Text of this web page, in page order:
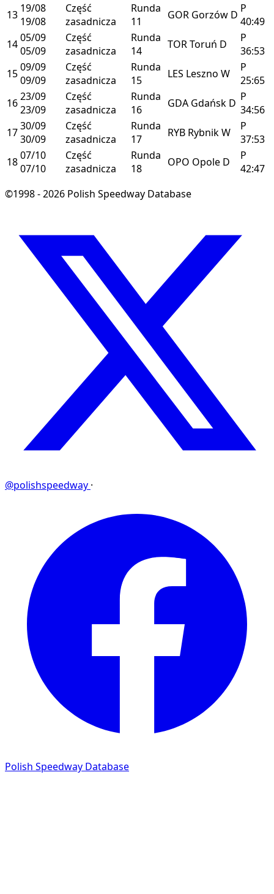
13 19/08
19/08
Część
zasadnicza
Runda
11
GOR Gorzów D P
40:49
1405/09
05/09
Część
zasadnicza
Runda
14
TORToruń D
P
36:53
1509/09
09/09
Część
zasadnicza
Runda
15
LES Leszno W
P
25:65
1623/09
23/09
Część
zasadnicza
Runda
16
GDA Gdańsk D P
34:56
1730/09
30/09
Część
zasadnicza
Runda
17
RYB RybnikW
P
37:53
1807/10
07/10
Część
zasadnicza
Runda
18
OPO Opole D
P
42:47
©1998 - 2026 Polish Speedway Database
@polishspeedway ·
Polish Speedway Database